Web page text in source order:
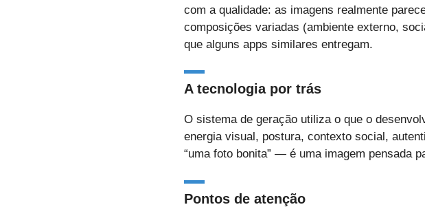
com a qualidade: as imagens realmente
composições variadas (ambiente externo,
que alguns apps similares entregam.
A tecnologia por trás
O sistema de geração utiliza o que o
energia visual, postura, contexto social,
“uma foto bonita” — é uma imagem pensada
Pontos de atenção